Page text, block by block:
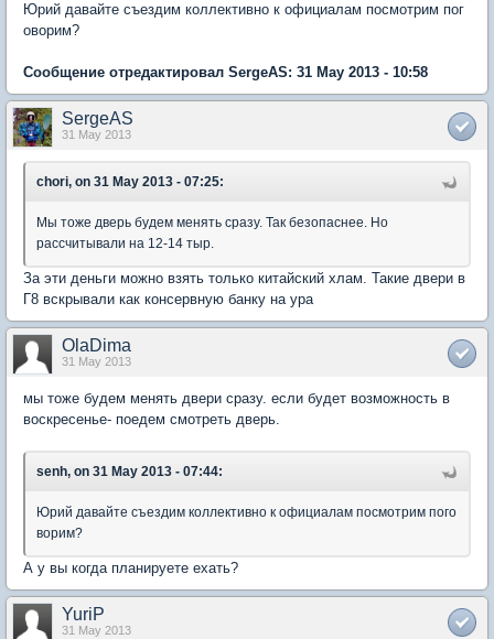
Юрий давайте съездим коллективно к официалам посмотрим пог
оворим?
Сообщение отредактировал SergeAS: 31 May 2013 - 10:58
SergeAS
31 May 2013
chori, on 31 May 2013 - 07:25:
Мы тоже дверь будем менять сразу. Так безопаснее. Но
рассчитывали на 12-14 тыр.
За эти деньги можно взять только китайский хлам. Такие двери в
Г8 вскрывали как консервную банку на ура
OlaDima
31 May 2013
мы тоже будем менять двери сразу. если будет возможность в
воскресенье- поедем смотреть дверь.
senh, on 31 May 2013 - 07:44:
Юрий давайте съездим коллективно к официалам посмотрим пого
ворим?
А у вы когда планируете ехать?
YuriP
31 May 2013